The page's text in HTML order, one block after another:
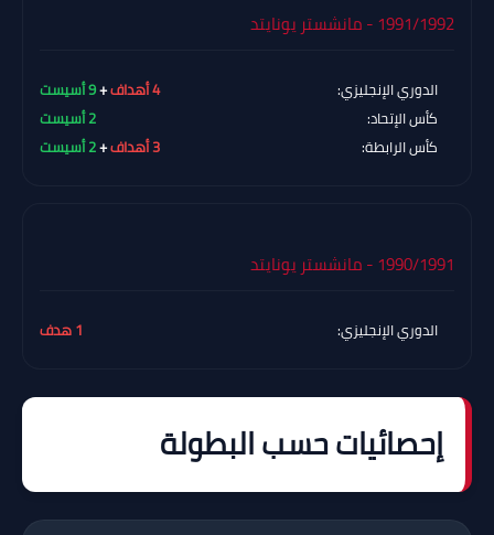
1991/1992 - مانشستر يونايتد
الدوري الإنجليزي: +9 أسيست
كأس الإتحاد:
كأس الرابطة:
+2 أسيست
1990/1991 - مانشستر يونايتد
الدوري الإنجليزي:
إحصائيات حسب البطولة